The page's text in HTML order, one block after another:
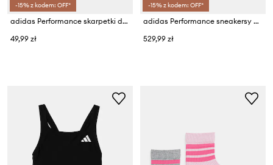
-15% z kodem: OFF*
adidas Performance skarpetki dziecięce z bawełną 3-pack
49,99 zł
-15% z kodem: OFF*
adidas Performance sneakersy dziecięce adizero Evo SL
529,99 zł